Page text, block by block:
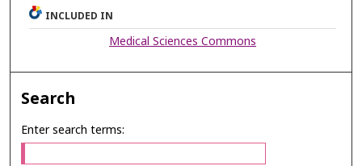
INCLUDED IN
Medical Sciences Commons
Search
Enter search terms: